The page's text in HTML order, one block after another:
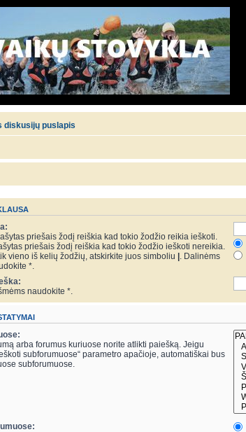
diskusijų puslapis
priešais žodį reiškia kad tokio žodžio reikia ieškoti.
priešais žodį reiškia kad tokio žodžio ieškoti nereikia.
vieno iš kelių žodžių, atskirkite juos simboliu . Dalinėms
*.
naudokite *.
arba forumus kuriuose norite atlikti paiešką. Jeigu
subforumuose.